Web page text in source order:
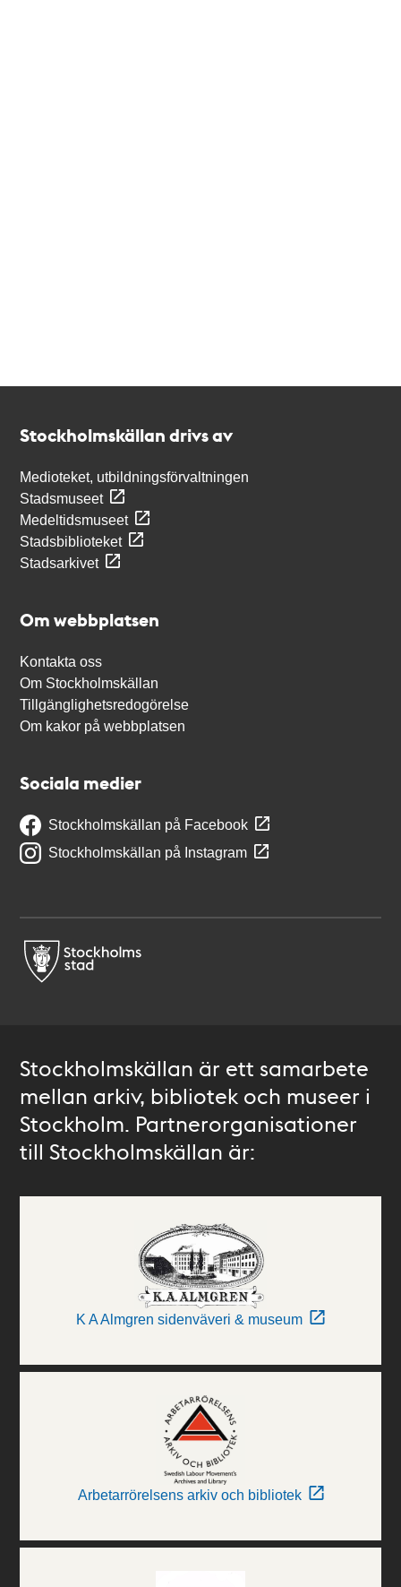
Stockholmskällan drivs av
Medioteket, utbildningsförvaltningen
Stadsmuseet
Medeltidsmuseet
Stadsbiblioteket
Stadsarkivet
Om webbplatsen
Kontakta oss
Om Stockholmskällan
Tillgänglighetsredogörelse
Om kakor på webbplatsen
Sociala medier
Stockholmskällan på Facebook
Stockholmskällan på Instagram
Stockholmskällan är ett samarbete
mellan arkiv, bibliotek och museer i
Stockholm. Partnerorganisationer
till Stockholmskällan är:
K A Almgren sidenväveri & museum
Arbetarrörelsens arkiv och bibliotek